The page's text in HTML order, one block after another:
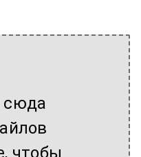
сюда
чтобы